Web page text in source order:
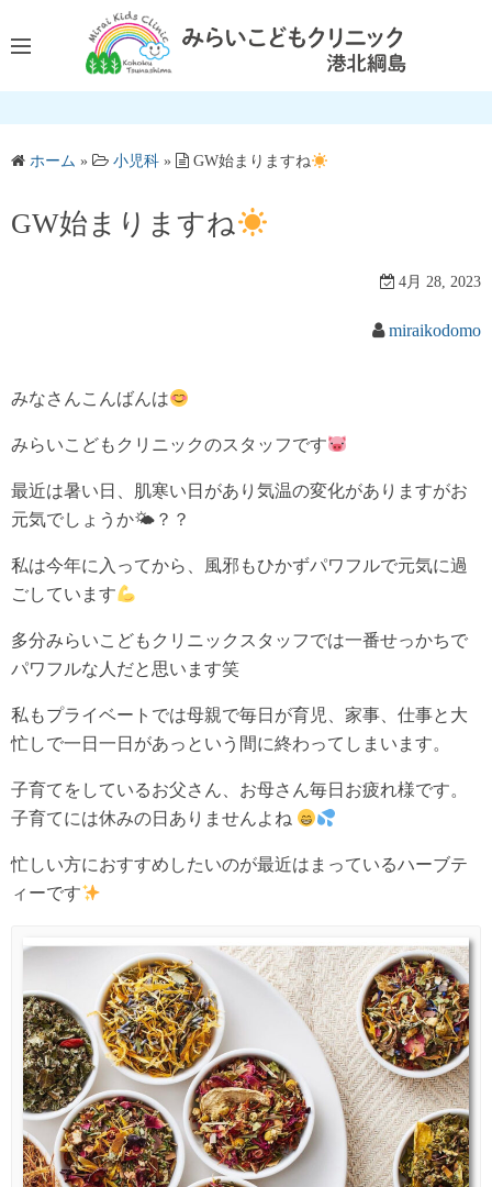
ン
ツ
へ
キ
ホーム » 小児科 » GW始まりますね
GW始まりますね
4月 28, 2023
miraikodomo
みなさんこんばんは
みらいこどもクリニックのスタッフです
最近は暑い日、肌寒い日があり気温の変化がありますがお
元気でしょうか🌤？？
私は今年に入ってから、風邪もひかずパワフルで元気に過
ごしています
多分みらいこどもクリニックスタッフでは一番せっかちで
パワフルな人だと思います笑
私もプライベートでは母親で毎日が育児、家事、仕事と大
忙しで一日一日があっという間に終わってしまいます。
子育てをしているお父さん、お母さん毎日お疲れ様です。
子育てには休みの日ありませんよね
忙しい方におすすめしたいのが最近はまっているハーブテ
ィーです